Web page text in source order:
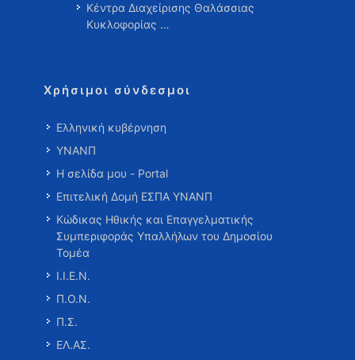
Κέντρα Διαχείρισης Θαλάσσιας
Κυκλοφορίας …
Χρήσιμοι σύνδεσμοι
Ελληνική κυβέρνηση
ΥΝΑΝΠ
Η σελίδα μου - Portal
Επιτελική Δομή ΕΣΠΑ ΥΝΑΝΠ
Κώδικας Ηθικής και Επαγγελματικής
Συμπεριφοράς Υπαλλήλων του Δημοσίου
Τομέα
Ι.Ι.Ε.Ν.
Π.Ο.Ν.
Π.Σ.
ΕΛ.ΑΣ.